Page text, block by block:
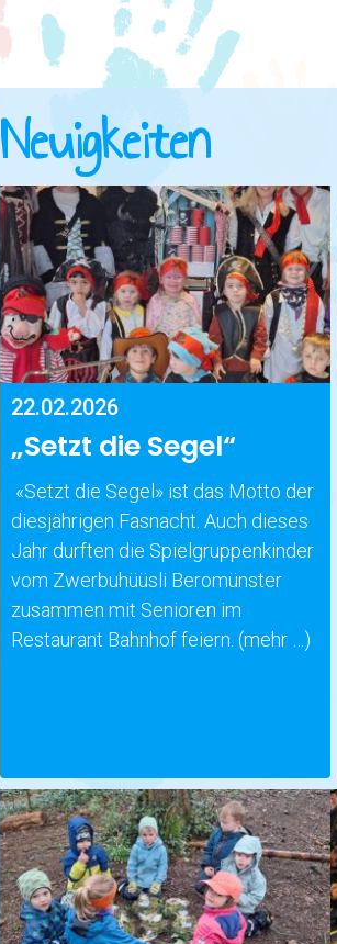
Neuigkeiten
22.02.2026
„Setzt die Segel“
«Setzt die Segel» ist das Motto der
diesjährigen Fasnacht. Auch dieses
Jahr durften die Spielgruppenkinder
vom Zwerbuhüüsli Beromünster
zusammen mit Senioren im
Restaurant Bahnhof feiern. (mehr …)